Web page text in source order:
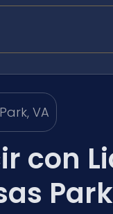
con